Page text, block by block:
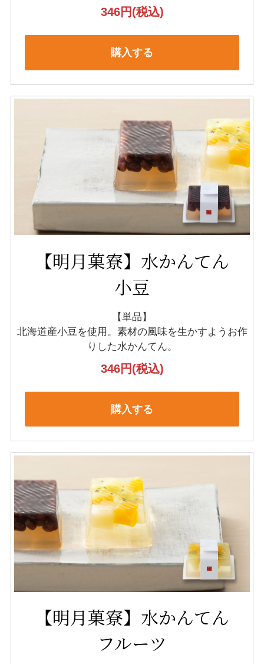
346円(税込)
購入する
【明月菓寮】水かんてん
小豆
【単品】
北海道産小豆を使用。 素材の風味を生かすようお作
りした水かんてん。
346円(税込)
購入する
【明月菓寮】水かんてん
フルーツ